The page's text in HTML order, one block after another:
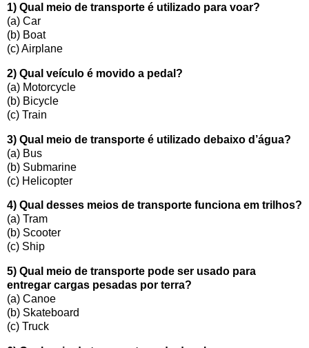
1) Qual meio de transporte é utilizado para voar?
(a) Car
(b) Boat
(c) Airplane
2) Qual veículo é movido a pedal?
(a) Motorcycle
(b) Bicycle
(c) Train
3) Qual meio de transporte é utilizado debaixo d’água?
(a) Bus
(b) Submarine
(c) Helicopter
4) Qual desses meios de transporte funciona em trilhos?
(a) Tram
(b) Scooter
(c) Ship
5) Qual meio de transporte pode ser usado para
entregar cargas pesadas por terra?
(a) Canoe
(b) Skateboard
(c) Truck